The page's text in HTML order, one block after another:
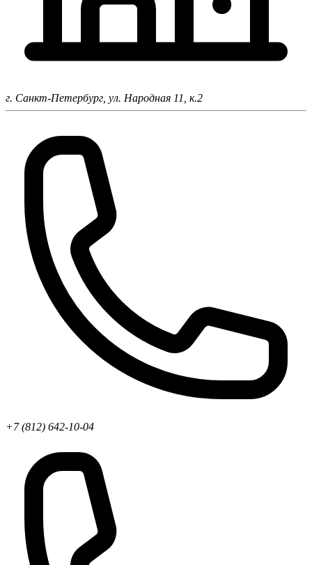
г. Санкт-Петербург, ул. Народная 11, к.2
+7 (812) 642-10-04